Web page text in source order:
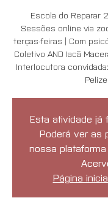
Escola do Reparar
Sessões online via
terças-feiras | Com
Coletivo AND Iacã
Interlocutora
Esta atividade já
Poderá ver as
nossa plataforma
Página